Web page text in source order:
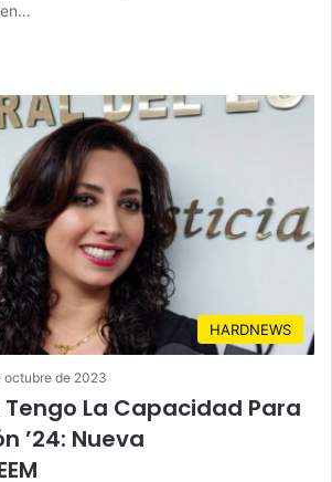
HARDNEWS
octubre de 2023
La Capacidad Para
’24: Nueva